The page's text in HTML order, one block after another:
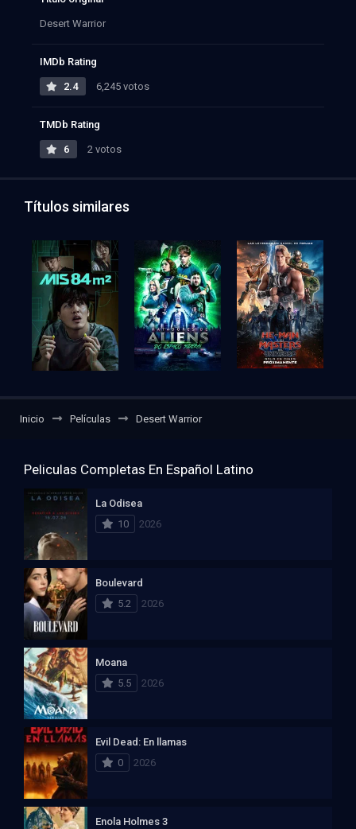
Desert Warrior
IMDb Rating
2.4 6,245 votos
TMDb Rating
6 2 votos
Títulos similares
Inicio Películas Desert Warrior
Peliculas Completas En Español Latino
La Odisea
10
2026
Boulevard
5.2
2026
Moana
5.5
2026
Evil Dead: En llamas
0
2026
Enola Holmes 3